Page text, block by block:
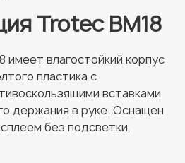
Trotec BM18
имеет влагостойкий корпус
пластика с
вставками
держания в руке. Оснащен
без подсветки,